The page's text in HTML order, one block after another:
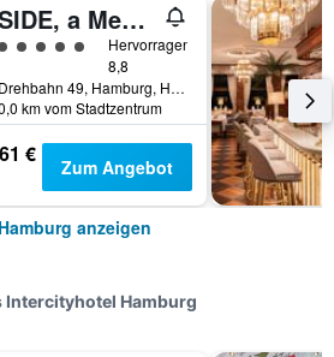
SIDE, a Member of Design Hotels
5
Hervorragend
8,8
Drehbahn 49, Hamburg, Hamburg, Deutschland
km vom Stadtzentrum
€ Zum Angebot
anzeigen
Intercityhotel Hamburg